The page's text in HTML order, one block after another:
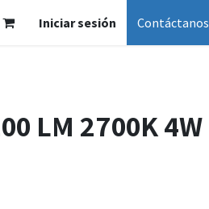
Iniciar sesión Contáctanos
LM 2700K 4W